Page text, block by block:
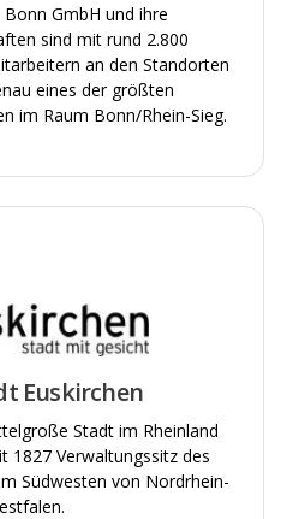
GmbH und ihre
sind mit rund 2.800
an den Standorten
eines der größten
im Raum Bonn/Rhein-Sieg.
Euskirchen
Stadt im Rheinland
1827 Verwaltungssitz des
Südwesten von Nordrhein-